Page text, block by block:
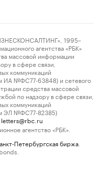
1995–
агентства «РБК»
массовой информации
в сфере связи,
коммуникаций
ИА №ФС77-63848) и сетевого
средства массовой
по надзору в сфере связи,
коммуникаций
ЭЛ №ФС77-82385)
letters@rbc.ru
агентство «РБК».
Петербургская биржа